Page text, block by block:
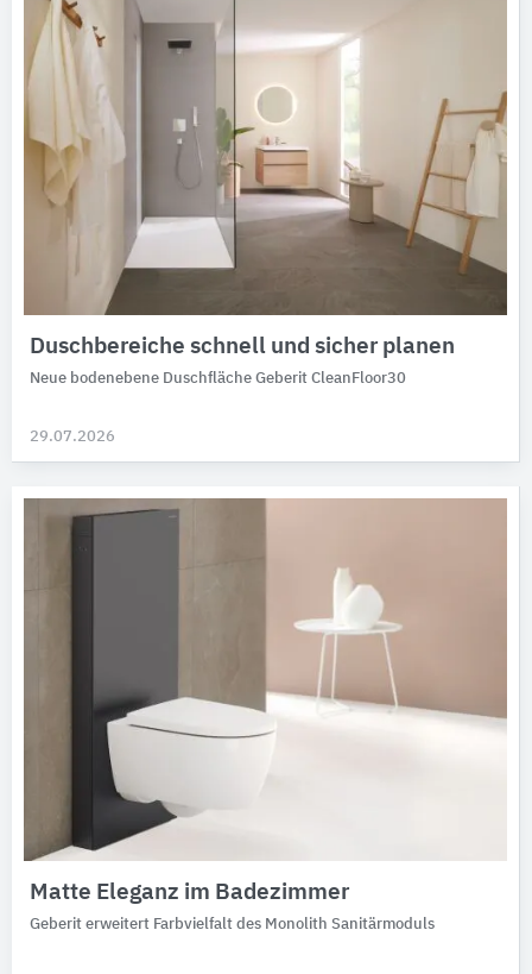
Duschbereiche schnell und sicher planen
Neue bodenebene Duschfläche Geberit CleanFloor30
29.07.2026
Matte Eleganz im Badezimmer
Geberit erweitert Farbvielfalt des Monolith Sanitärmoduls